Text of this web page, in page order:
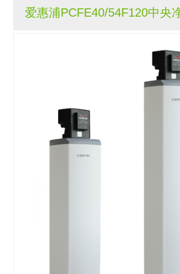
爱惠浦PCFE40/54F120中央